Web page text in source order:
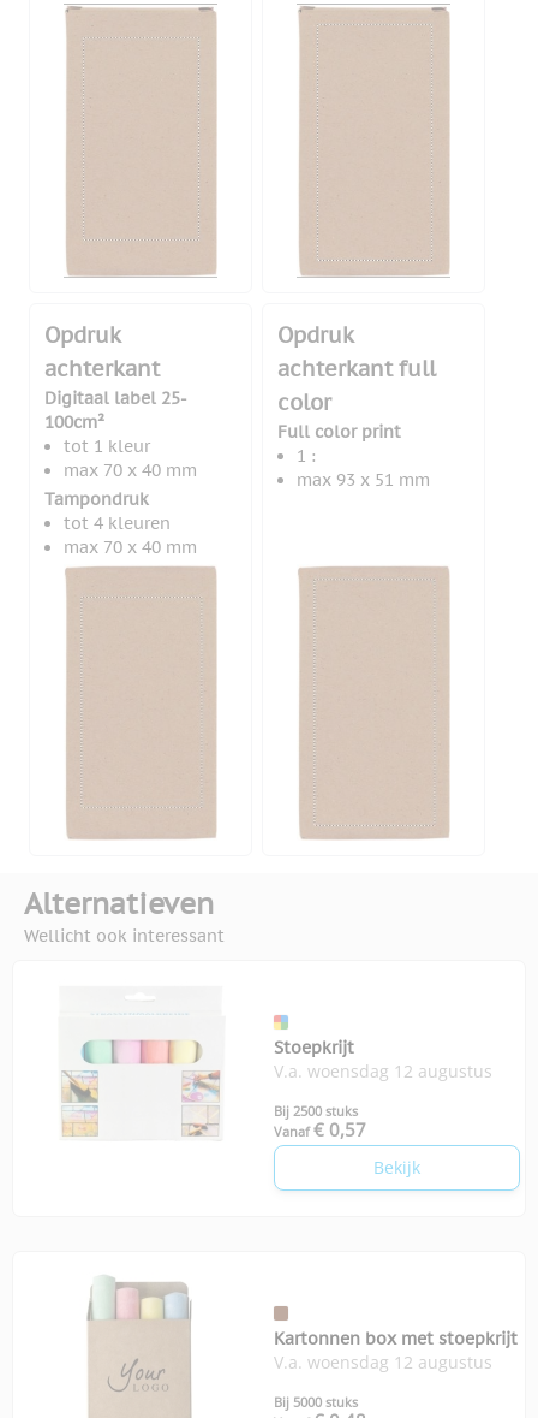
Opdruk
achterkant
Digitaal label 25-
100cm²
tot 1 kleur
max 70 x 40 mm
Tampondruk
tot 4 kleuren
max 70 x 40 mm
Opdruk
achterkant full
color
Full color print
1 :
max 93 x 51 mm
Alternatieven
Wellicht ook interessant
Stoepkrijt
V.a. woensdag 12 augustus
Bij 2500 stuks
Vanaf € 0,57
Bekijk
Kartonnen box met stoepkrijt
V.a. woensdag 12 augustus
Bij 5000 stuks